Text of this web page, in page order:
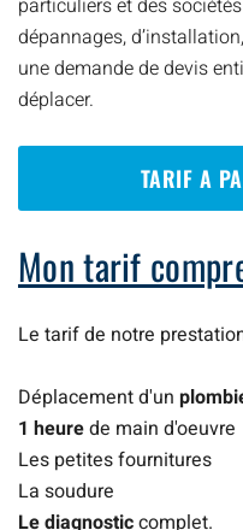
particuliers et des
dépannages,
une demande de devis
déplacer.
TARIF A
Mon tarif
Le tarif de notre
Déplacement d'un
1 heurede main d'oeuvre
Les petites fournitures
La soudure
Le diagnosticcomplet.